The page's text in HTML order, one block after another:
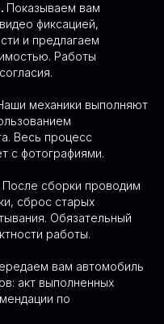
Показываем вам
фиксацией,
и предлагаем
Работы
механики выполняют
Весь процесс
с фотографиями.
После сборки проводим
сброс старых
Обязательный
работы.
вам автомобиль
акт выполненных
по
ремзоне
плиты,